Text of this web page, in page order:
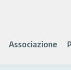
Associazione